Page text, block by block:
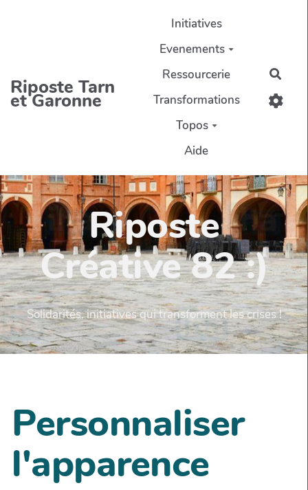
Riposte Tarn
et Garonne
Initiatives
Evenements
Ressourcerie
Transformations
Topos
Aide
Riposte
Créative 82 :)
Solidarités, initiatives qui transforment les crises !
Personnaliser
l'apparence